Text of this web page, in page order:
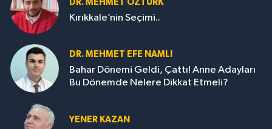
DR. MEHMET ÖZTÜRK
Kırıkkale’nin Seçimi..
DR. MEHMET EFE NAMLI
Bahar Dönemi Geldi, Çattı! Anne Adayları
Bu Dönemde Nelere Dikkat Etmeli?
YENER KAZAN